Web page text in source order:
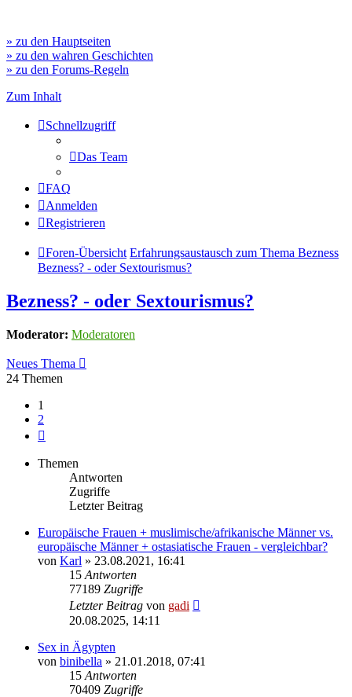
» zu den Hauptseiten
» zu den wahren Geschichten
» zu den Forums-Regeln
Zum Inhalt
Schnellzugriff
Das Team
FAQ
Anmelden
Registrieren
Foren-Übersicht Erfahrungsaustausch zum Thema Bezness
Bezness? - oder Sextourismus?
Bezness? - oder Sextourismus?
Moderator: Moderatoren
Neues Thema
24 Themen
1
2
Themen
Antworten
Zugriffe
Letzter Beitrag
Europäische Frauen + muslimische/afrikanische Männer vs.
europäische Männer + ostasiatische Frauen - vergleichbar?
von Karl » 23.08.2021, 16:41
15 Antworten
77189 Zugriffe
Letzter Beitrag von gadi
20.08.2025, 14:11
Sex in Ägypten
von binibella » 21.01.2018, 07:41
15 Antworten
70409 Zugriffe